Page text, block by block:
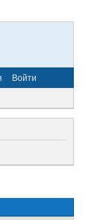
Войти